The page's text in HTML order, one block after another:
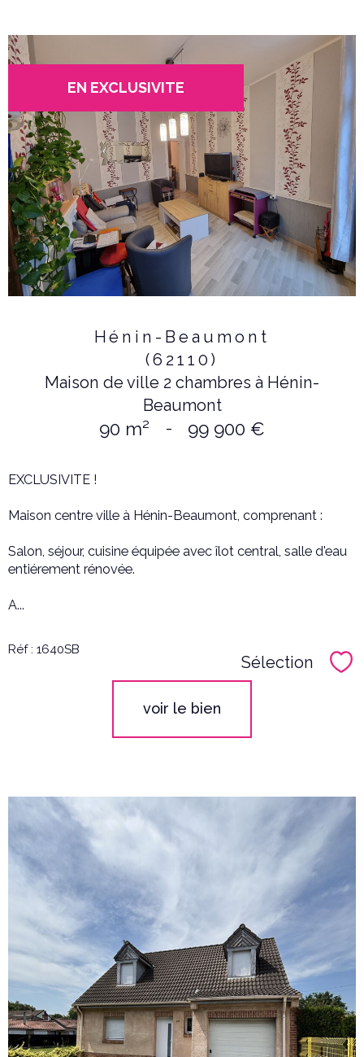
EN EXCLUSIVITE
Hénin-Beaumont
(62110)
Maison de ville 2 chambres à Hénin-
Beaumont
90 m² - 99 900 €
EXCLUSIVITE !
Maison centre ville à Hénin-Beaumont, comprenant :
Salon, séjour, cuisine équipée avec îlot central, salle d'eau
entiérement rénovée.
A...
Réf : 1640SB
Sélection
voir le bien